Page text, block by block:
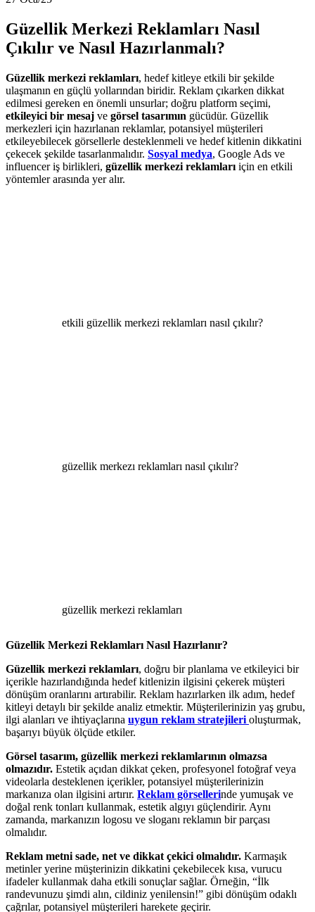
Güzellik Merkezi Reklamları Nasıl
Çıkılır ve Nasıl Hazırlanmalı?
Güzellik merkezi reklamları, hedef kitleye etkili bir şekilde
ulaşmanın en güçlü yollarından biridir. Reklam çıkarken dikkat
edilmesi gereken en önemli unsurlar; doğru platform seçimi,
etkileyici bir mesaj ve görsel tasarımın gücüdür. Güzellik
merkezleri için hazırlanan reklamlar, potansiyel müşterileri
etkileyebilecek görsellerle desteklenmeli ve hedef kitlenin dikkatini
çekecek şekilde tasarlanmalıdır. Sosyal medya, Google Ads ve
influencer iş birlikleri, güzellik merkezi reklamları için en etkili
yöntemler arasında yer alır.
etkili güzellik merkezi reklamları nasıl çıkılır?
güzellik merkezı reklamları nasıl çıkılır?
güzellik merkezi reklamları
Güzellik Merkezi Reklamları Nasıl Hazırlanır?
Güzellik merkezi reklamları, doğru bir planlama ve etkileyici bir
içerikle hazırlandığında hedef kitlenizin ilgisini çekerek müşteri
dönüşüm oranlarını artırabilir. Reklam hazırlarken ilk adım, hedef
kitleyi detaylı bir şekilde analiz etmektir. Müşterilerinizin yaş grubu,
ilgi alanları ve ihtiyaçlarına uygun reklam stratejileri oluşturmak,
başarıyı büyük ölçüde etkiler.
Görsel tasarım, güzellik merkezi reklamlarının olmazsa
olmazıdır. Estetik açıdan dikkat çeken, profesyonel fotoğraf veya
videolarla desteklenen içerikler, potansiyel müşterilerinizin
markanıza olan ilgisini artırır. Reklam görsellerinde yumuşak ve
doğal renk tonları kullanmak, estetik algıyı güçlendirir. Aynı
zamanda, markanızın logosu ve sloganı reklamın bir parçası
olmalıdır.
Reklam metni sade, net ve dikkat çekici olmalıdır. Karmaşık
metinler yerine müşterinizin dikkatini çekebilecek kısa, vurucu
ifadeler kullanmak daha etkili sonuçlar sağlar. Örneğin, “İlk
randevunuzu şimdi alın, cildiniz yenilensin!” gibi dönüşüm odaklı
çağrılar, potansiyel müşterileri harekete geçirir.